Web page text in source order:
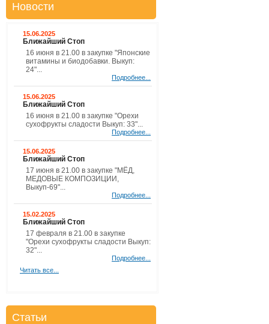
Новости
15.06.2025
Ближайший Стоп
16 июня в 21.00 в закупке "Японские
витамины и биодобавки. Выкуп:
24"...
Подробнее...
15.06.2025
Ближайший Стоп
16 июня в 21.00 в закупке "Орехи
сухофрукты сладости Выкуп: 33"...
Подробнее...
15.06.2025
Ближайший Стоп
17 июня в 21.00 в закупке "МЁД,
МЕДОВЫЕ КОМПОЗИЦИИ,
Выкуп-69"...
Подробнее...
15.02.2025
Ближайший Стоп
17 февраля в 21.00 в закупке
"Орехи сухофрукты сладости Выкуп:
32"...
Подробнее...
Читать все...
Статьи